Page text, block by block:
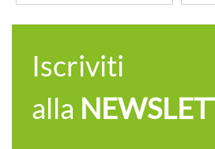
Iscriviti
alla